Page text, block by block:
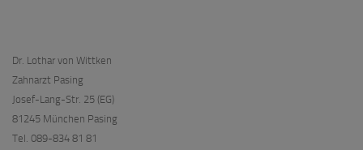
Dr. Lothar von Wittken
Zahnarzt Pasing
Josef-Lang-Str. 25 (EG)
81245 München Pasing
Tel. 089-834 81 81